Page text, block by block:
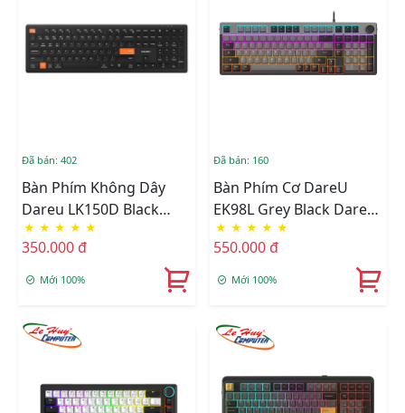
Đã bán: 402
Bàn Phím Không Dây
Dareu LK150D Black
Orange (Dual Mode,
Scissor Switch)
★ ★ ★ ★ ★
350.000 đ
Mới 100%
Đã bán: 160
Bàn Phím Cơ DareU
EK98L Grey Black DareU
Dream Switch
★ ★ ★ ★ ★
550.000 đ
Mới 100%